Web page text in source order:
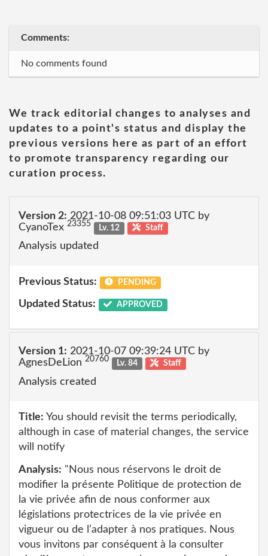
Comments:
No comments found
We track editorial changes to analyses and
updates to a point's status and display the
previous versions here as part of an effort
to promote transparency regarding our
curation process.
Version 2: 2021-10-08 09:51:03 UTC by
CyanoTex 23355 Lv. 12 Staff
Analysis updated
Previous Status: PENDING
Updated Status: APPROVED
Version 1: 2021-10-07 09:39:24 UTC by
AgnesDeLion 20760 Lv. 84 Staff
Analysis created
Title: You should revisit the terms periodically,
although in case of material changes, the service
will notify
Analysis: "Nous nous réservons le droit de
modifier la présente Politique de protection de
la vie privée afin de nous conformer aux
législations protectrices de la vie privée en
vigueur ou de l’adapter à nos pratiques. Nous
vous invitons par conséquent à la consulter